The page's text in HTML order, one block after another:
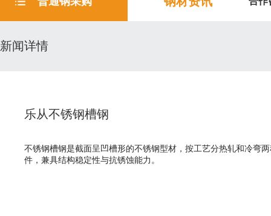
新闻详情
乐从不锈钢槽钢
不锈钢槽钢是截面呈凹槽形的不锈钢型材，按工艺分热轧和冷弯
件，兼具结构稳定性与抗锈蚀能力。